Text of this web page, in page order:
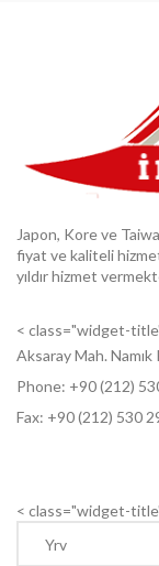
Japon, Kore ve
fiyat ve kaliteli
yıldır hizmet
< class="widget-
Aksaray Mah.
Phone: +90 (212)
Fax: +90 (212) 530
< class="widget-